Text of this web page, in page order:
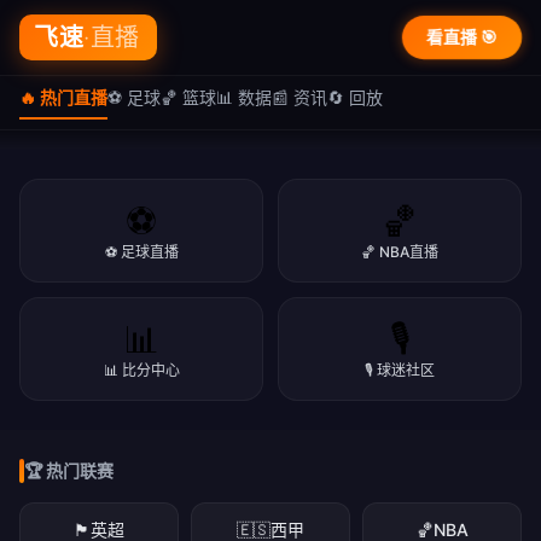
飞速·直播 看直播 🎯
🔥 热门直播⚽ 足球🏀 篮球📊 数据📰 资讯 🔄 回放
立即看直播
🏀 篮球盛宴 · NBA/CBA
NBA季后赛、CBA联赛，精彩赛事一网打尽
立即看直播
⚽
⚽ 足球直播
🏀
🏀 NBA直播
📊
📊 比分中心
🎙️
🎙️ 球迷社区
🏆 热门联赛
🏴󠁧󠁢󠁥󠁮󠁧󠁿英超 🇪🇸西甲 🏀NBA